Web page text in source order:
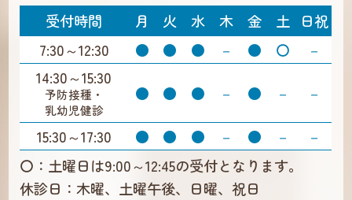
〇：土曜日は9:00～12:45の受付となります。
休診日：木曜、土曜午後、日曜、祝日
受付時間 月 火 水 木 金 土
日祝
7:30～12:30
● ● ● － ● 〇
－
14:30～15:30
予防接種・
乳幼児健診
● ● ● － ● － －
15:30～17:30 ● ● ● － ● － －